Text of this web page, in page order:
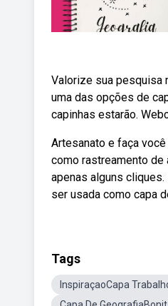
Valorize sua pesquisa
uma das opções de
capinhas estarão.
Artesanato e faça
como rastreamento
apenas alguns
ser usada como capa
Tags
InspiraçaoCapa